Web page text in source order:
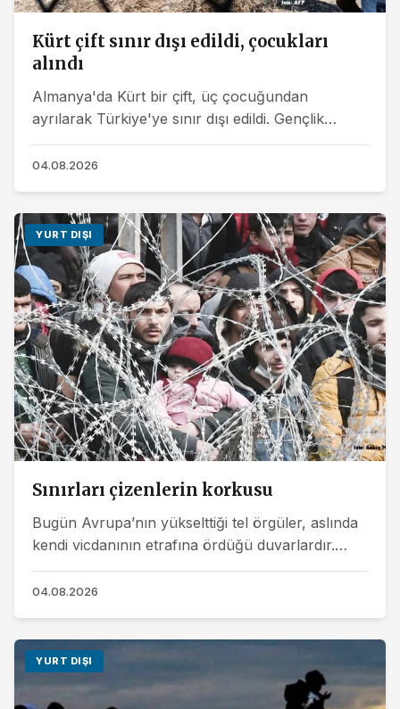
Kürt çift sınır dışı edildi, çocukları
alındı
Almanya'da Kürt bir çift, üç çocuğundan
ayrılarak Türkiye'ye sınır dışı edildi. Gençlik
Dairesi’ne bırakılan çocukların ailesinden kalıcı
olarak...
04.08.2026
YURT DIŞI
Sınırları çizenlerin korkusu
Bugün Avrupa’nın yükselttiği tel örgüler, aslında
kendi vicdanının etrafına ördüğü duvarlardır.
Kapıya gelen insanlar, yalnızca mülteci değildir;...
04.08.2026
YURT DIŞI